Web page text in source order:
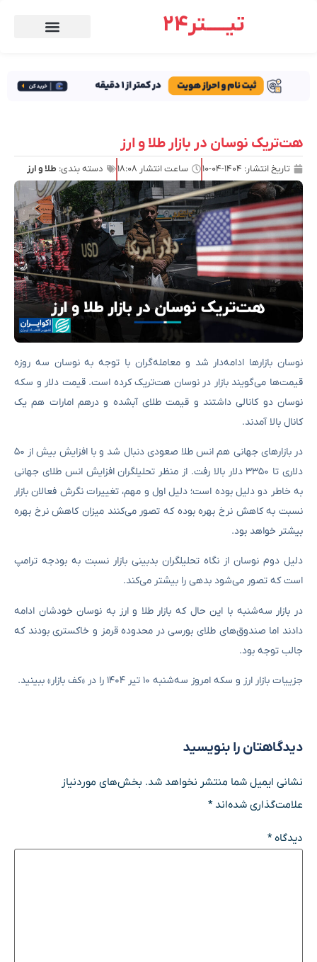
تیـــــتر24
هت‌تریک نوسان در بازار طلا و ارز
تاریخ انتشار: ۱۴۰۴-۰۴-۱۰ ساعت انتشار ۱۸:۰۸ دسته بندی: طلا و ارز
نوسان بازارها ادامه‌دار شد و معامله‌گران با توجه به نوسان سه روزه
قیمت‌ها می‌گویند بازار در نوسان هت‌تریک کرده است. قیمت دلار و سکه
نوسان دو کانالی داشتند و قیمت طلای آبشده و درهم امارات هم یک
کانال بالا آمدند.
در بازارهای جهانی هم انس طلا صعودی دنبال شد و با افزایش بیش از ۵۰
دلاری تا ۳۳۵۰ دلار بالا رفت. از منظر تحلیلگران افزایش انس طلای جهانی
به خاطر دو دلیل بوده است؛ دلیل اول و مهم، تغییرات نگرش فعالان بازار
نسبت به کاهش نرخ بهره بوده که تصور می‌کنند میزان کاهش نرخ بهره
بیشتر خواهد بود.
دلیل دوم نوسان از نگاه تحلیلگران بدبینی بازار نسبت به بودجه ترامپ
است که تصور می‌شود بدهی را بیشتر می‌کند.
در بازار سه‌شنبه با این حال که بازار طلا و ارز به نوسان خودشان ادامه
دادند اما صندوق‌های طلای بورسی در محدوده قرمز و خاکستری بودند که
جالب توجه بود.
جزییات بازار ارز و سکه امروز سه‌شنبه ۱۰ تیر ۱۴۰۴ را در «کف بازار» ببینید.
دیدگاهتان را بنویسید
نشانی ایمیل شما منتشر نخواهد شد. بخش‌های موردنیاز
علامت‌گذاری شده‌اند*
دیدگاه*